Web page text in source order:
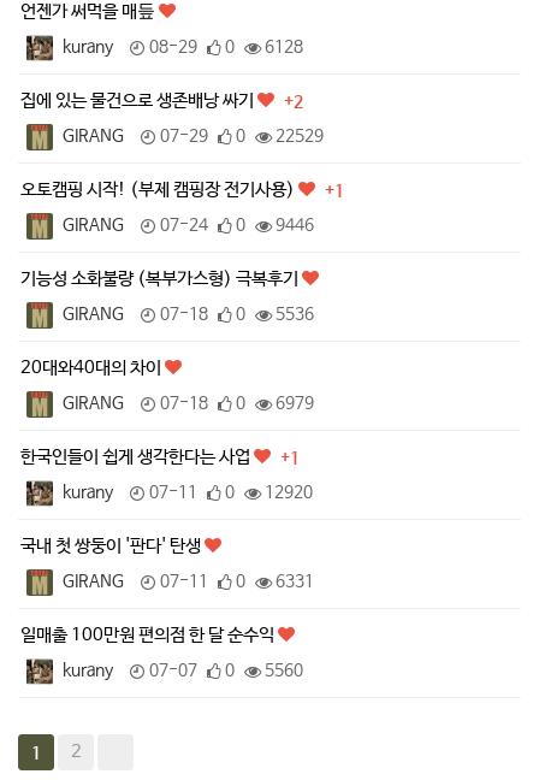
언젠가 써먹을 매듶
kurany 08-29 0 6128
집에 있는 물건으로 생존배낭 싸기
+2
GIRANG
07-29 0 22529
오토캠핑 시작! (부제 캠핑장 전기사용)
+1
GIRANG
07-24 0 9446
기능성 소화불량 (복부가스형) 극복후기
GIRANG 07-18 0 5536
20대와40대의 차이
GIRANG 07-18 0 6979
한국인들이 쉽게 생각한다는 사업
+1
kurany
07-11 0 12920
국내 첫 쌍둥이 '판다' 탄생
GIRANG 07-11 0 6331
일매출 100만원 편의점 한 달 순수익
kurany 07-07 0 5560
1 2